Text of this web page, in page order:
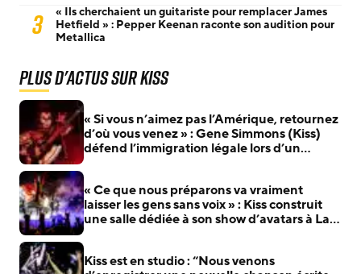
3
« Ils cherchaient un guitariste pour remplacer James
Hetfield » : Pepper Keenan raconte son audition pour
Metallica
Plus d'actus sur Kiss
« Si vous n’aimez pas l’Amérique, retournez
d’où vous venez » : Gene Simmons (Kiss)
défend l’immigration légale lors d’un
« Ce que nous préparons va vraiment
laisser les gens sans voix » : Kiss construit
une salle dédiée à son show d’avatars à Las
Kiss est en studio : “Nous venons